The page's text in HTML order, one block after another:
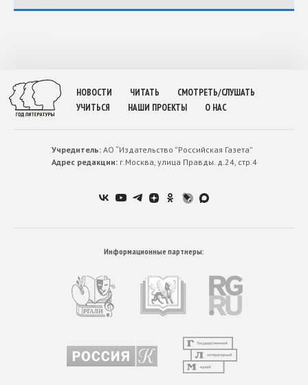
НОВОСТИ ЧИТАТЬ
СМОТРЕТЬ/СЛУШАТЬ
УЧИТЬСЯ
НАШИ ПРОЕКТЫ О НАС
Учредитель:АО “Издательство ”Российская Газета”
Адрес редакции:г.Москва, улица Правды. д.24, стр.4
Информационные партнеры: